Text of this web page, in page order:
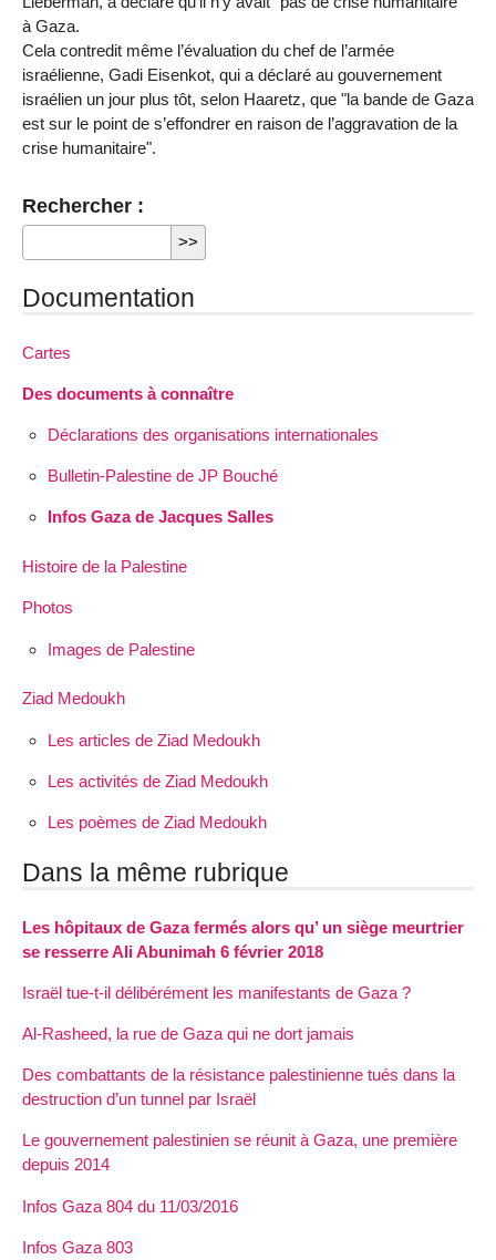
à Gaza.
Cela contredit même l’évaluation du chef de l’armée
israélienne, Gadi Eisenkot, qui a déclaré au gouvernement
israélien un jour plus tôt, selon Haaretz, que "la bande de Gaza
est sur le point de s’effondrer en raison de l’aggravation de la
crise humanitaire".
Rechercher :
Documentation
Cartes
Des documents à connaître
Déclarations des organisations internationales
Bulletin-Palestine de JP Bouché
Infos Gaza de Jacques Salles
Histoire de la Palestine
Photos
Images de Palestine
Ziad Medoukh
Les articles de Ziad Medoukh
Les activités de Ziad Medoukh
Les poèmes de Ziad Medoukh
Dans la même rubrique
Les hôpitaux de Gaza fermés alors qu’ un siège meurtrier
se resserre Ali Abunimah 6 février 2018
Israël tue-t-il délibérément les manifestants de Gaza ?
Al-Rasheed, la rue de Gaza qui ne dort jamais
Des combattants de la résistance palestinienne tués dans la
destruction d’un tunnel par Israël
Le gouvernement palestinien se réunit à Gaza, une première
depuis 2014
Infos Gaza 804 du 11/03/2016
Infos Gaza 803